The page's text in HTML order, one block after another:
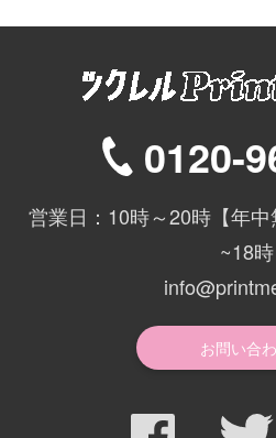
0120-
営業日：10時～20時【年
~18時
お問い合